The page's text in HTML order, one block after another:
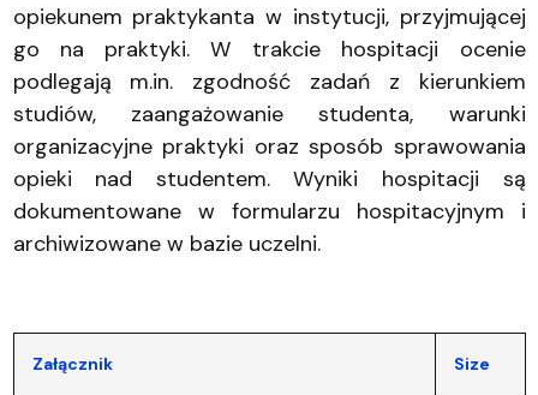
opiekunem praktykanta w instytucji, przyjmującej
go na praktyki. W trakcie hospitacji ocenie
podlegają m.in. zgodność zadań z kierunkiem
studiów, zaangażowanie studenta, warunki
organizacyjne praktyki oraz sposób sprawowania
opieki nad studentem. Wyniki hospitacji są
dokumentowane w formularzu hospitacyjnym i
archiwizowane w bazie uczelni.
Załącznik Size